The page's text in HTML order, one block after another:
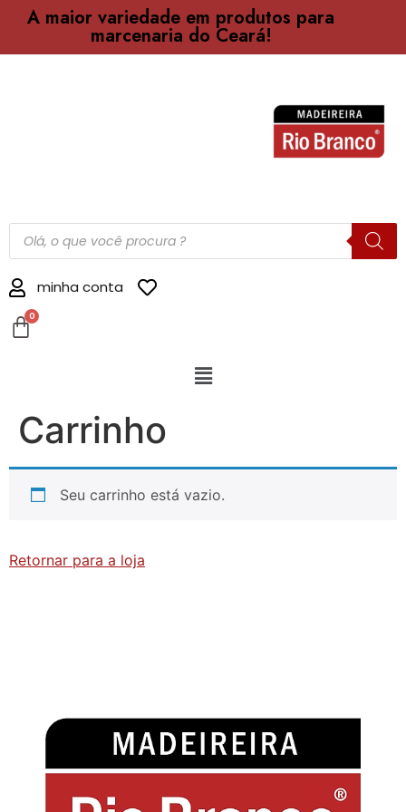
A maior variedade em produtos para
marcenaria do Ceará!
minha conta
Carrinho
Seu carrinho está vazio.
Retornar para a loja